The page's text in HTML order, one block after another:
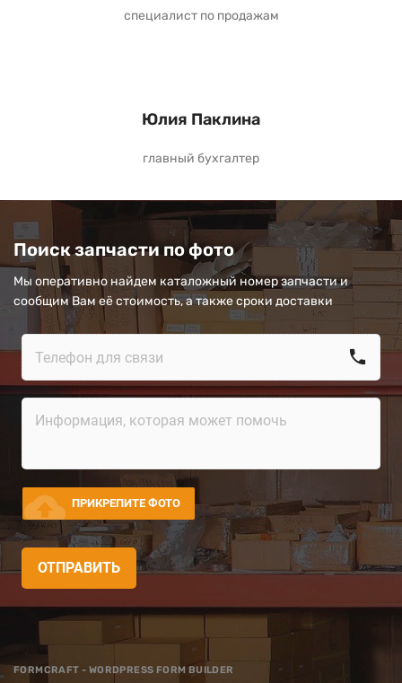
специалист по продажам
Юлия Паклина
главный бухгалтер
Поиск запчасти по фото
Мы оперативно найдем каталожный номер запчасти и
сообщим Вам её стоимость, а также сроки доставки
call
cloud_upload ПРИКРЕПИТЕ ФОТО
ОТПРАВИТЬ
FORMCRAFT - WORDPRESS FORM BUILDER